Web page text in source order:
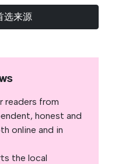
选来源
readers from
honest and
online and in
the local